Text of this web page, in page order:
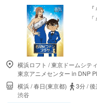
横浜ロフト /東京ドームシティ
東京アニメセンター in DNP
横浜/春日(東京都) 3分/後
渋谷